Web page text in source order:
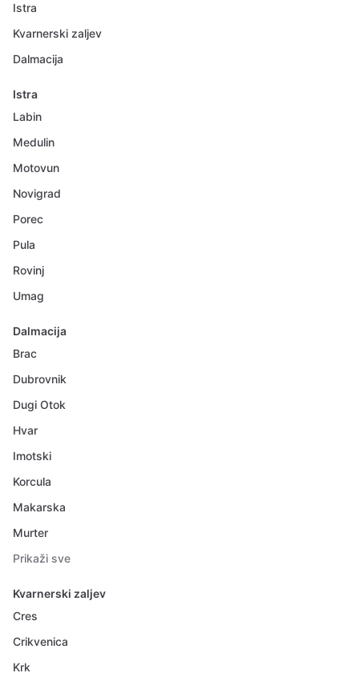
Istra
Kvarnerski zaljev
Dalmacija
Istra
Labin
Medulin
Motovun
Novigrad
Porec
Pula
Rovinj
Umag
Dalmacija
Brac
Dubrovnik
Dugi Otok
Hvar
Imotski
Korcula
Makarska
Murter
Prikaži sve
Kvarnerski zaljev
Cres
Crikvenica
Krk